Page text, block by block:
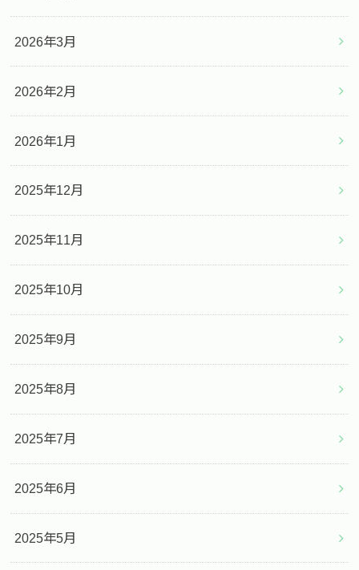
2026年3月
2026年2月
2026年1月
2025年12月
2025年11月
2025年10月
2025年9月
2025年8月
2025年7月
2025年6月
2025年5月